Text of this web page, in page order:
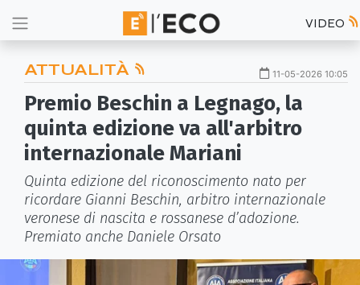
VIDEO
ATTUALITÀ 11-05-2026 10:05
Premio Beschin a Legnago, la
quinta edizione va all'arbitro
internazionale Mariani
Quinta edizione del riconoscimento nato per
ricordare Gianni Beschin, arbitro internazionale
veronese di nascita e rossanese d’adozione.
Premiato anche Daniele Orsato